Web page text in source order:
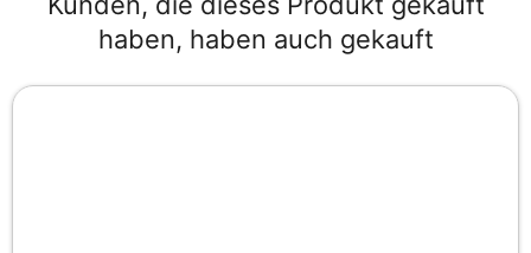
haben, haben auch gekauft